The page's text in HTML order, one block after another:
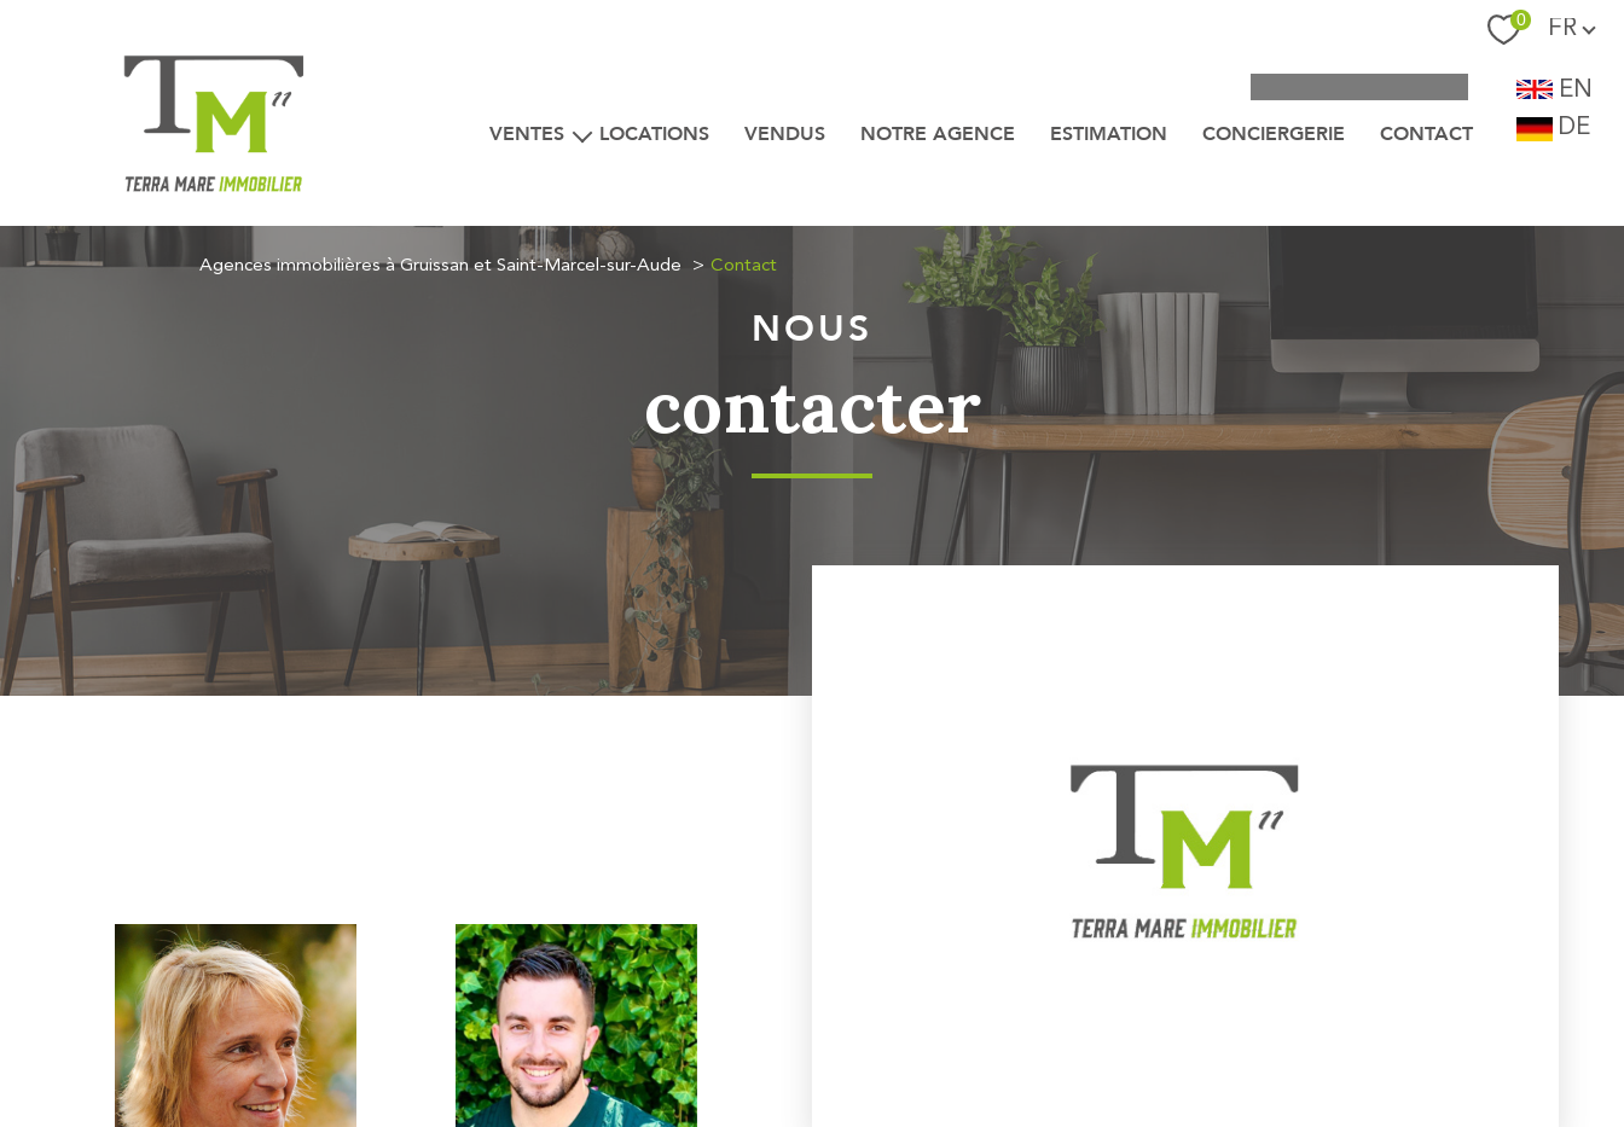
0 Langue
FR
EN
DE
VENTES
Nos biens en bord de mer
LOCATIONS VENDUS NOTRE AGENCE ESTIMATION CONCIERGERIE CONTACT
Agences immobilières à Gruissan et Saint-Marcel-sur-Aude Contact
NOUS
contacter